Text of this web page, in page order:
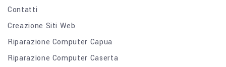
Contatti
Creazione Siti Web
Riparazione Computer Capua
Riparazione Computer Caserta